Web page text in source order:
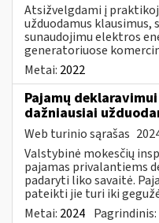
Atsižvelgdami į
užduodamus klausimus,
sunaudojimu elektros
generatoriuose
Metai: 2022
Pajamų
dažniausiai
Web turinio sąrašas
Valstybinė mokesčių
pajamas privalantiems
padaryti liko savaitė.
pateikti jie turi iki
Metai: 2024 Pagrindinis: